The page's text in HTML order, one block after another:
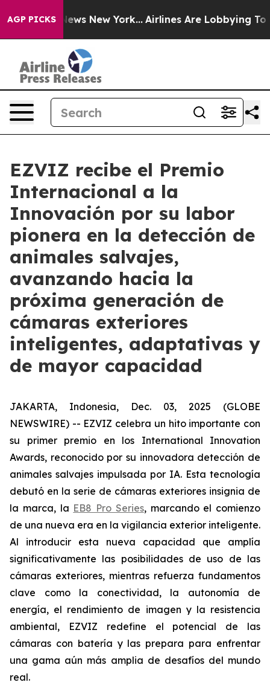
AGP PICKS
CBS News New York... Airlines Are Lobbying To
EZVIZ recibe el Premio
Internacional a la
Innovación por su labor
pionera en la detección de
animales salvajes,
avanzando hacia la
próxima generación de
cámaras exteriores
inteligentes, adaptativas y
de mayor capacidad
JAKARTA, Indonesia, Dec. 03, 2025 (GLOBE
NEWSWIRE) -- EZVIZ celebra un hito importante con
su primer premio en los International Innovation
Awards, reconocido por su innovadora detección de
animales salvajes impulsada por IA. Esta tecnología
debutó en la serie de cámaras exteriores insignia de
la marca, la EB8 Pro Series, marcando el comienzo
de una nueva era en la vigilancia exterior inteligente.
Al introducir esta nueva capacidad que amplía
significativamente las posibilidades de uso de las
cámaras exteriores, mientras refuerza fundamentos
clave como la conectividad, la autonomía de
energía, el rendimiento de imagen y la resistencia
ambiental, EZVIZ redefine el potencial de las
cámaras con batería y las prepara para enfrentar
una gama aún más amplia de desafíos del mundo
real.